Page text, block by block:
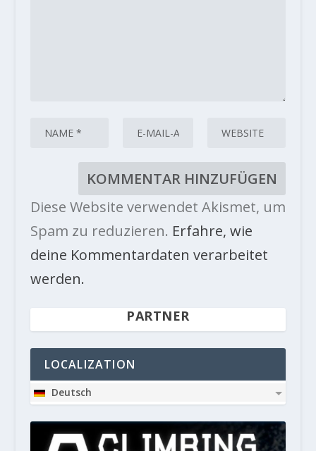
Diese Website verwendet Akismet, um
Spam zu reduzieren. Erfahre, wie
deine Kommentardaten verarbeitet
werden.
PARTNER
LOCALIZATION
Deutsch